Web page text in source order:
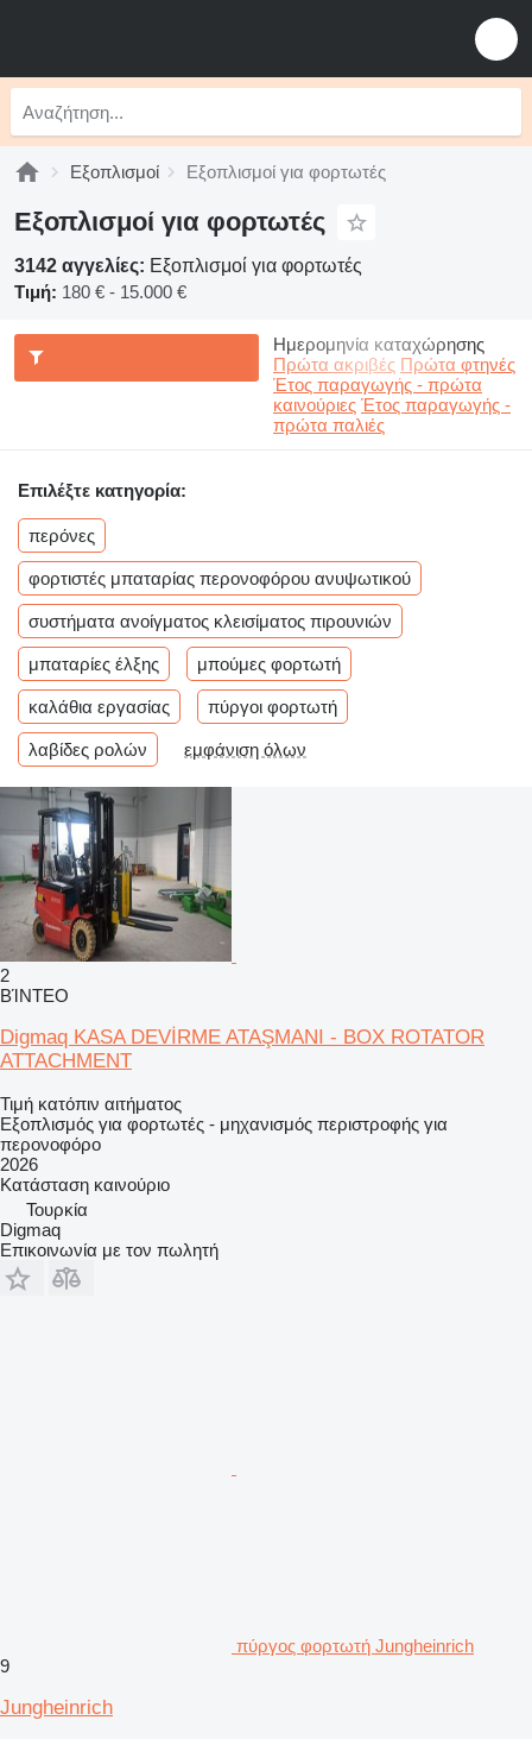
Εξοπλισμοί Εξοπλισμοί για φορτωτές
Εξοπλισμοί για φορτωτές
3142 αγγελίες: Εξοπλισμοί για φορτωτές
Τιμή: 180 € - 15.000 €
Ημερομηνία καταχώρησης
Πρώτα ακριβές Πρώτα φτηνές
Έτος παραγωγής - πρώτα
καινούριες Έτος παραγωγής -
πρώτα παλιές
Επιλέξτε κατηγορία:
περόνες
φορτιστές μπαταρίας περονοφόρου ανυψωτικού
συστήματα ανοίγματος κλεισίματος πιρουνιών
μπαταρίες έλξης μπούμες φορτωτή
καλάθια εργασίας πύργοι φορτωτή
λαβίδες ρολών εμφάνιση όλων
2
ΒΊΝΤΕΟ
Digmaq KASA DEVİRME ATAŞMANI - BOX ROTATOR
ATTACHMENT
Τιμή κατόπιν αιτήματος
Εξοπλισμός για φορτωτές - μηχανισμός περιστροφής για
περονοφόρο
2026
Κατάσταση καινούριο
Τουρκία
Digmaq
Επικοινωνία με τον πωλητή
πύργος φορτωτή Jungheinrich
9
Jungheinrich